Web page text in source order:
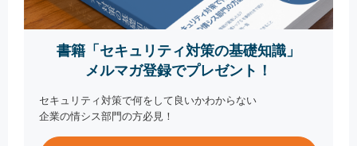
書籍「セキュリティ対策の基礎知識」
メルマガ登録でプレゼント！
セキュリティ対策で何をして良いかわからない
企業の情シス部門の方必見！